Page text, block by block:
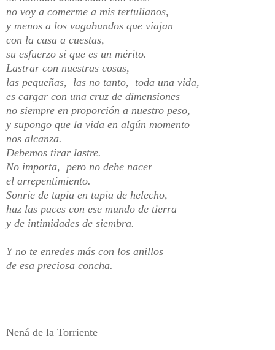
no voy a comerme a mis tertulianos,
y menos a los vagabundos que viajan
con la casa a cuestas,
su esfuerzo sí que es un mérito.
Lastrar con nuestras cosas,
las pequeñas, las no tanto, toda una vida,
es cargar con una cruz de dimensiones
no siempre en proporción a nuestro peso,
y supongo que la vida en algún momento
nos alcanza.
Debemos tirar lastre.
No importa, pero no debe nacer
el arrepentimiento.
Sonríe de tapia en tapia de helecho,
haz las paces con ese mundo de tierra
y de intimidades de siembra.
Y no te enredes más con los anillos
de esa preciosa concha.
Nená de la Torriente